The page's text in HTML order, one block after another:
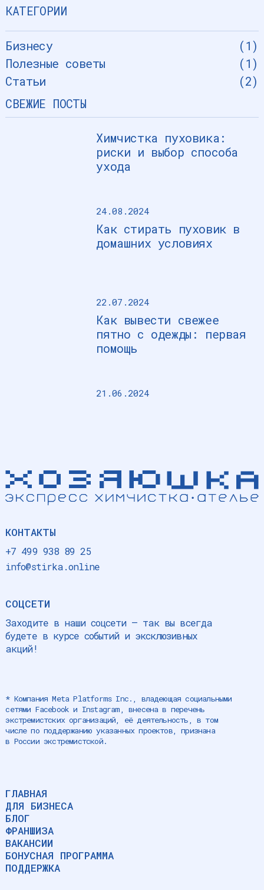
КАТЕГОРИИ
Бизнесу (1)
Полезные советы
(1)
Статьи
(2)
СВЕЖИЕ ПОСТЫ
Химчистка пуховика:
риски и выбор способа
ухода
24.08.2024
Как стирать пуховик в
домашних условиях
22.07.2024
Как вывести свежее
пятно с одежды: первая
помощь
21.06.2024
КОНТАКТЫ
+7 499 938 89 25
info@stirka.online
СОЦСЕТИ
Заходите в наши соцсети — так вы всегда
будете в курсе событий и эксклюзивных
акций!
* Компания Meta Platforms Inc., владеющая социальными
сетями Facebook и Instagram, внесена в перечень
экстремистских организаций, её деятельность, в том
числе по поддержанию указанных проектов, признана
в России экстремистской.
ГЛАВНАЯ
ДЛЯ БИЗНЕСА
БЛОГ
ФРАНШИЗА
ВАКАНСИИ
БОНУСНАЯ ПРОГРАММА
ПОДДЕРЖКА